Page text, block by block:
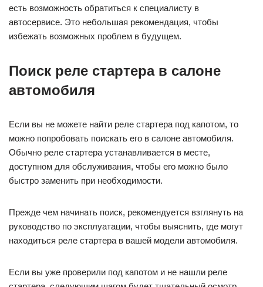
есть возможность обратиться к специалисту в
автосервисе. Это небольшая рекомендация, чтобы
избежать возможных проблем в будущем.
Поиск реле стартера в салоне
автомобиля
Если вы не можете найти реле стартера под капотом, то
можно попробовать поискать его в салоне автомобиля.
Обычно реле стартера устанавливается в месте,
доступном для обслуживания, чтобы его можно было
быстро заменить при необходимости.
Прежде чем начинать поиск, рекомендуется взглянуть на
руководство по эксплуатации, чтобы выяснить, где могут
находиться реле стартера в вашей модели автомобиля.
Если вы уже проверили под капотом и не нашли реле